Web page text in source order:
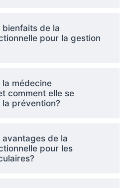
bienfaits de la
pour la gestion
la médecine
comment elle se
prévention?
avantages de la
pour les